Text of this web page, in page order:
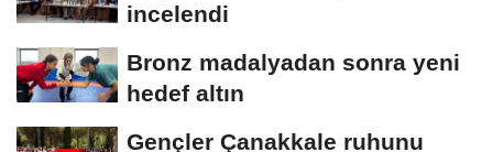
incelendi
Bronz madalyadan sonra yeni
hedef altın
Gençler Çanakkale ruhunu